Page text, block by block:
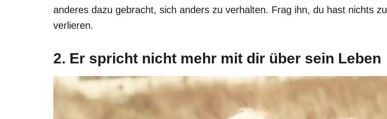
anderes dazu gebracht, sich anders zu verhalten. Frag ihn, du hast nichts zu
verlieren.
2. Er spricht nicht mehr mit dir über sein Leben